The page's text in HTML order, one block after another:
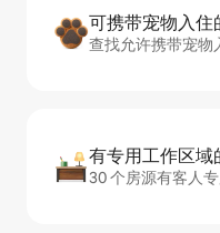
可携带宠物入住
查找允许携带宠物
有专用工作区域
30 个房源有客人